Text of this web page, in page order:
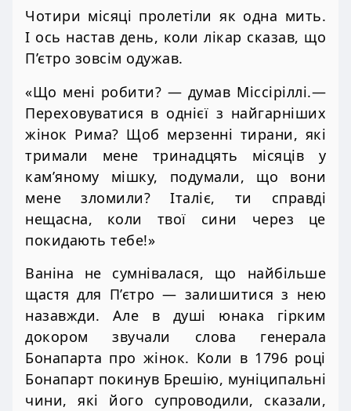
Чотири місяці пролетіли як одна мить.
І ось настав день, коли лікар сказав, що
П’єтро зовсім одужав.
«Що мені робити? — думав Міссіріллі.—
Переховуватися в однієї з найгарніших
жінок Рима? Щоб мерзенні тирани, які
тримали мене тринадцять місяців у
кам’яному мішку, подумали, що вони
мене зломили? Італіє, ти справді
нещасна, коли твої сини через це
покидають тебе!»
Ваніна не сумнівалася, що найбільше
щастя для П’єтро — залишитися з нею
назавжди. Але в душі юнака гірким
докором звучали слова генерала
Бонапарта про жінок. Коли в 1796 році
Бонапарт покинув Брешію, муніципальні
чини, які його супроводили, сказали,